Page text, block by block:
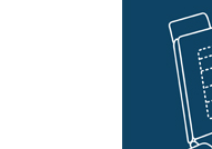
-돈은, 돈을
-정직하고
-재물은 재
-항상 변명
-돈은 지식